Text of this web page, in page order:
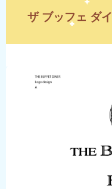
ザ ブッフェ ダ